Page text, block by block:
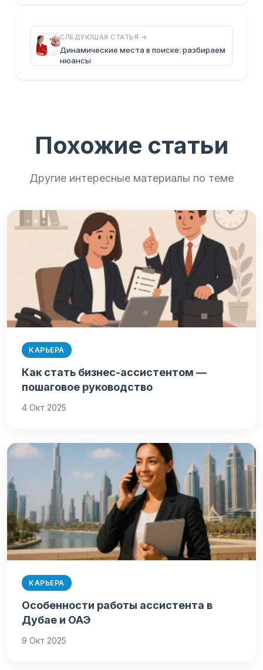
СЛЕДУЮЩАЯ СТАТЬЯ →
Динамические места в поиске: разбираем
нюансы
Похожие статьи
Другие интересные материалы по теме
КАРЬЕРА
Как стать бизнес-ассистентом —
пошаговое руководство
4 Окт 2025
КАРЬЕРА
Особенности работы ассистента в
Дубае и ОАЭ
9 Окт 2025